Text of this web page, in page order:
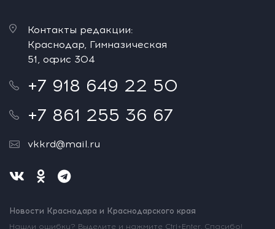
Контакты редакции:
Краснодар, Гимназическая
51, офис 304
+7 918 649 22 50
+7 861 255 36 67
vkkrd@mail.ru
Новости Краснодара и Краснодарского края
Нашли ошибку? Выделите и нажмите Ctrl+Enter. Спасибо!